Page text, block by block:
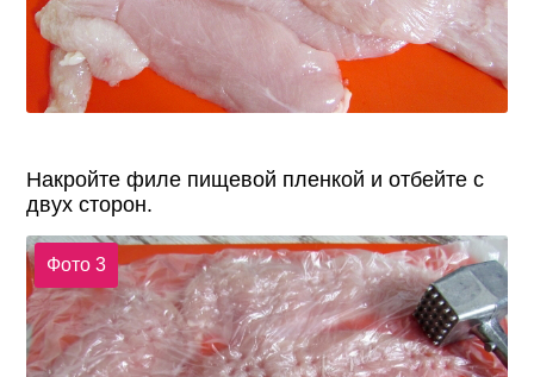
Накройте филе пищевой пленкой и отбейте с
двух сторон.
Фото 3